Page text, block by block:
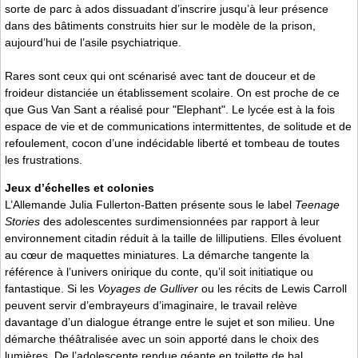
sorte de parc à ados dissuadant d’inscrire jusqu’à leur présence
dans des bâtiments construits hier sur le modèle de la prison,
aujourd’hui de l’asile psychiatrique.
Rares sont ceux qui ont scénarisé avec tant de douceur et de
froideur distanciée un établissement scolaire. On est proche de ce
que Gus Van Sant a réalisé pour "Elephant". Le lycée est à la fois
espace de vie et de communications intermittentes, de solitude et de
refoulement, cocon d’une indécidable liberté et tombeau de toutes
les frustrations.
Jeux d’échelles et colonies
L’Allemande Julia Fullerton-Batten présente sous le label Teenage
Stories des adolescentes surdimensionnées par rapport à leur
environnement citadin réduit à la taille de lilliputiens. Elles évoluent
au cœur de maquettes miniatures. La démarche tangente la
référence à l’univers onirique du conte, qu’il soit initiatique ou
fantastique. Si les Voyages de Gulliver ou les récits de Lewis Carroll
peuvent servir d’embrayeurs d’imaginaire, le travail relève
davantage d’un dialogue étrange entre le sujet et son milieu. Une
démarche théâtralisée avec un soin apporté dans le choix des